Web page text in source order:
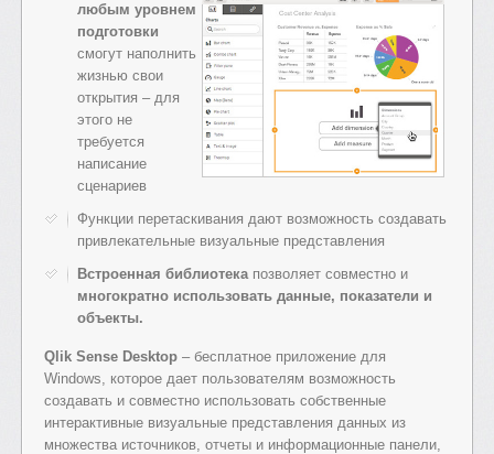
любым уровнем
подготовки
смогут наполнить
жизнью свои
открытия – для
этого не
требуется
написание
сценариев
Функции перетаскивания дают возможность создавать
привлекательные визуальные представления
Встроенная библиотекапозволяет совместно и
многократно использовать данные, показатели и
объекты.
Qlik Sense Desktop – бесплатное приложение для
Windows, которое дает пользователям возможность
создавать и совместно использовать собственные
интерактивные визуальные представления данных из
множества источников, отчеты и информационные панели,